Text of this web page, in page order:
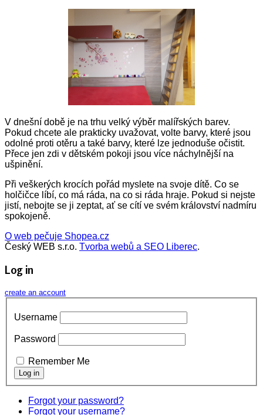
V dnešní době je na trhu velký výběr malířských barev.
Pokud chcete ale prakticky uvažovat, volte barvy, které jsou
odolné proti otěru a také barvy, které lze jednoduše očistit.
Přece jen zdi v dětském pokoji jsou více náchylnější na
ušpinění.
Při veškerých krocích pořád myslete na svoje dítě. Co se
holčičce líbí, co má ráda, na co si ráda hraje. Pokud si nejste
jistí, nebojte se ji zeptat, ať se cítí ve svém království nadmíru
spokojeně.
O web pečuje Shopea.cz
Český WEB s.r.o. Tvorba webů a SEO Liberec.
Log in
create an account
Username
Password
Remember Me
Forgot your password?
Forgot your username?